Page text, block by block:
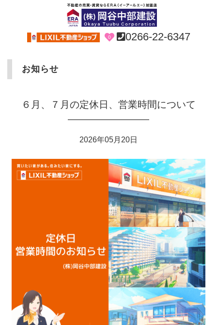
0 0266-22-6347
お知らせ
６月、７月の定休日、営業時間について
2026年05月20日